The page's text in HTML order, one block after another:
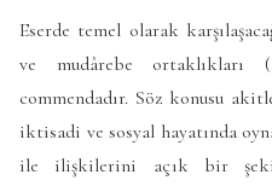
Eserde temel olarak
ve mudârebe ortaklıkları
commendadır. Söz konusu
iktisadi ve sosyal hayatında
ile ilişkilerini açık bir